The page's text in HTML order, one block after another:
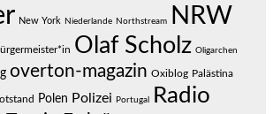
New York Niederlande Northstream NRW
Olaf Scholz Oligarchen
overton-magazin Oxiblog Palästina
Polen Polizei Portugal Radio